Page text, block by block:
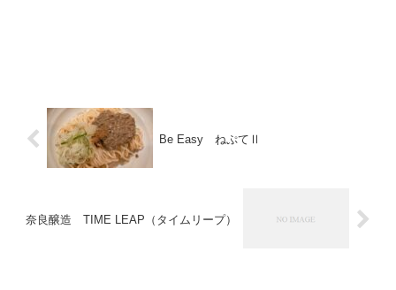
Be Easy ねぷてⅡ
奈良醸造 TIME LEAP（タイムリープ）